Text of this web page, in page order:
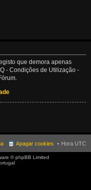
que demora apenas
- Condições de Utilização -
Hora UTC
Apagar cookies
© phpBB Limited